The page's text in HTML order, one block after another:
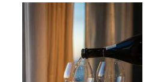
IMG_3800